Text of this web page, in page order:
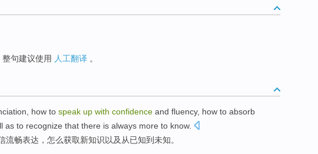
句建议使用 人工翻译 。
, how to speak up with confidence and fluency, how to absorb
as to recognize that there is always more to know.
流畅表达，怎么获取新知识以及从已知到未知。